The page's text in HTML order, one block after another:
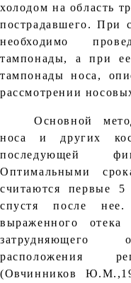
холодом на область
пострадавшего. При
необходимо
тампонады, а при
тампонады носа,
рассмотрении
Основной
носа и других
последующей
Оптимальными
считаются первые
спустя после
выраженного
затрудняющего
расположения
(Овчинников